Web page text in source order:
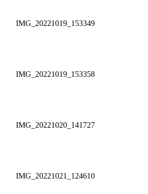
IMG_20221019_153349
IMG_20221019_153358
IMG_20221020_141727
IMG_20221021_124610